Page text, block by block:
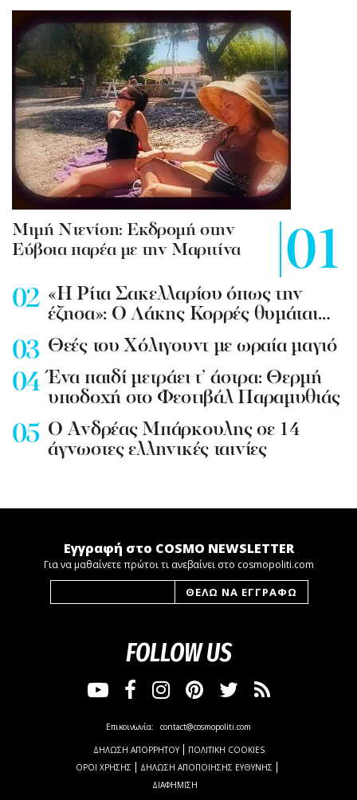
Mιμή Ντενίση: Εκδρομή στην
Εύβοια παρέα με την Μαριτίνα
«Η Ρίτα Σακελλαρίου όπως την
έζησα»: Ο Λάκης Κορρές θυμάται…
Θεές του Χόλιγουντ με ωραία μαγιό
Ένα παιδί μετράει τ’ άστρα: Θερμή
υποδοχή στο Φεστιβάλ Παραμυθιάς
Ο Ανδρέας Μπάρκουλης σε 14
άγνωστες ελληνικές ταινίες
Εγγραφή στο COSMO NEWSLETTER
Για να μαθαίνετε πρώτοι τι ανεβαίνει στο cosmopoliti.com
FOLLOW US
Επικοινωνία: contact@cosmopoliti.com
ΔΗΛΩΣΗ ΑΠΟΡΡΗΤΟΥ
ΠΟΛΙΤΙΚΗ COOKIES
ΟΡΟΙ ΧΡΗΣΗΣ
ΔΗΛΩΣΗ ΑΠΟΠΟΙΗΣΗΣ ΕΥΘΥΝΗΣ
ΔΙΑΦΗΜΙΣΗ